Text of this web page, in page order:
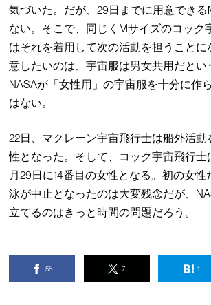
気づいた。だが、29日までに用意できる
ない。そこで、同じくMサイズのコック
はそれを着用して次の活動を担うことに
意したいのは、宇宙服は男女共用だとい
NASAが「女性用」の宇宙服を十分に作
はない。
22日、マクレーン宇宙飛行士は船外活動
性となった。そして、コック宇宙飛行士
月29日に14番目の女性となる。初の女
泳が中止となったのは大変残念だが、
立てるのはきっと時間の問題だろう。
58 7 1